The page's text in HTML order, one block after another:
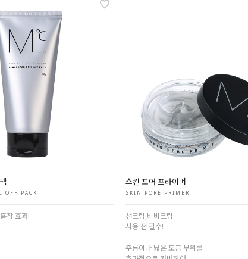
OFF PACK
착 효과!
스킨 포어 프라이머
SKIN PORE PRIMER
선크림,비비크림
사용 전 필수!
주름이나 넓은 모공 부위를